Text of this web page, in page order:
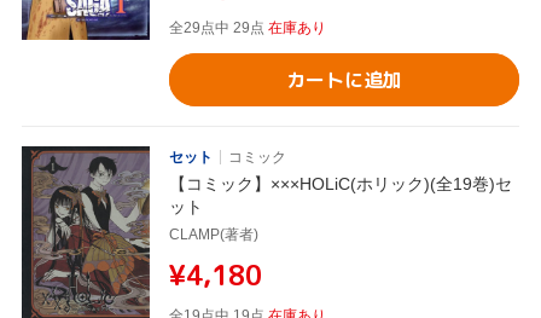
全29点中 29点 在庫あり
カートに追加
セット コミック
【コミック】×××HOLiC(ホリック)(全19巻)セ
ット
CLAMP(著者)
¥4,180